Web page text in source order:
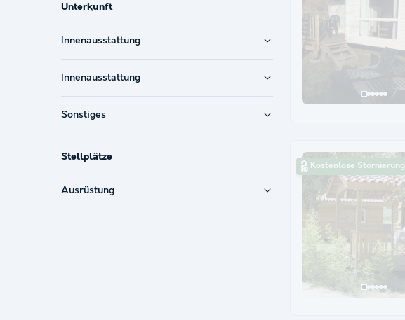
Unterkunft
Innenausstattung
Innenausstattung
Sonstiges
Stellplätze
Ausrüstung
Kostenlose Stornierung